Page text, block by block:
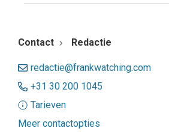
Contact Redactie
redactie@frankwatching.com
+31 30 200 1045
Tarieven
Meer contactopties